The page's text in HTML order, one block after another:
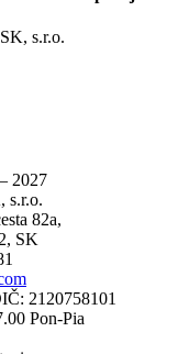
s.r.o.
2027
s.r.o.
82a,
, SK
2120758101
Pon-Pia